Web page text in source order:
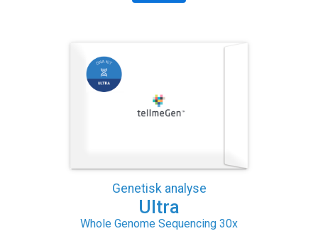
Genetisk analyse
Ultra
Whole Genome Sequencing 30x